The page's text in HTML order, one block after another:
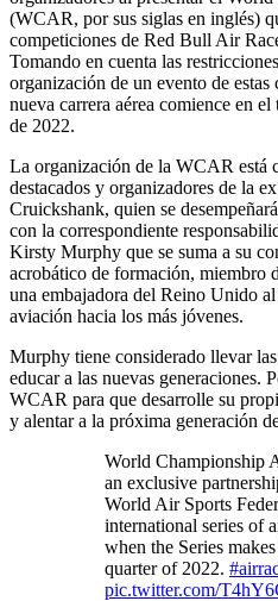
(WCAR, por sus siglas en inglés)
competiciones de Red Bull Air
Tomando en cuenta las
organización de un evento de estas
nueva carrera aérea comience en
de 2022.
La organización de la WCAR está
destacados y organizadores de la
Cruickshank, quien se
con la correspondiente
Kirsty Murphy que se suma a su
acrobático de formación, miembro
una embajadora del Reino Unido
aviación hacia los más jóvenes.
Murphy tiene considerado llevar
educar a las nuevas generaciones.
WCAR para que desarrolle su
y alentar a la próxima generación
World Championship
an exclusive
World Air Sports
international series of
when the Series
quarter of 2022.
pic.twitter.com/